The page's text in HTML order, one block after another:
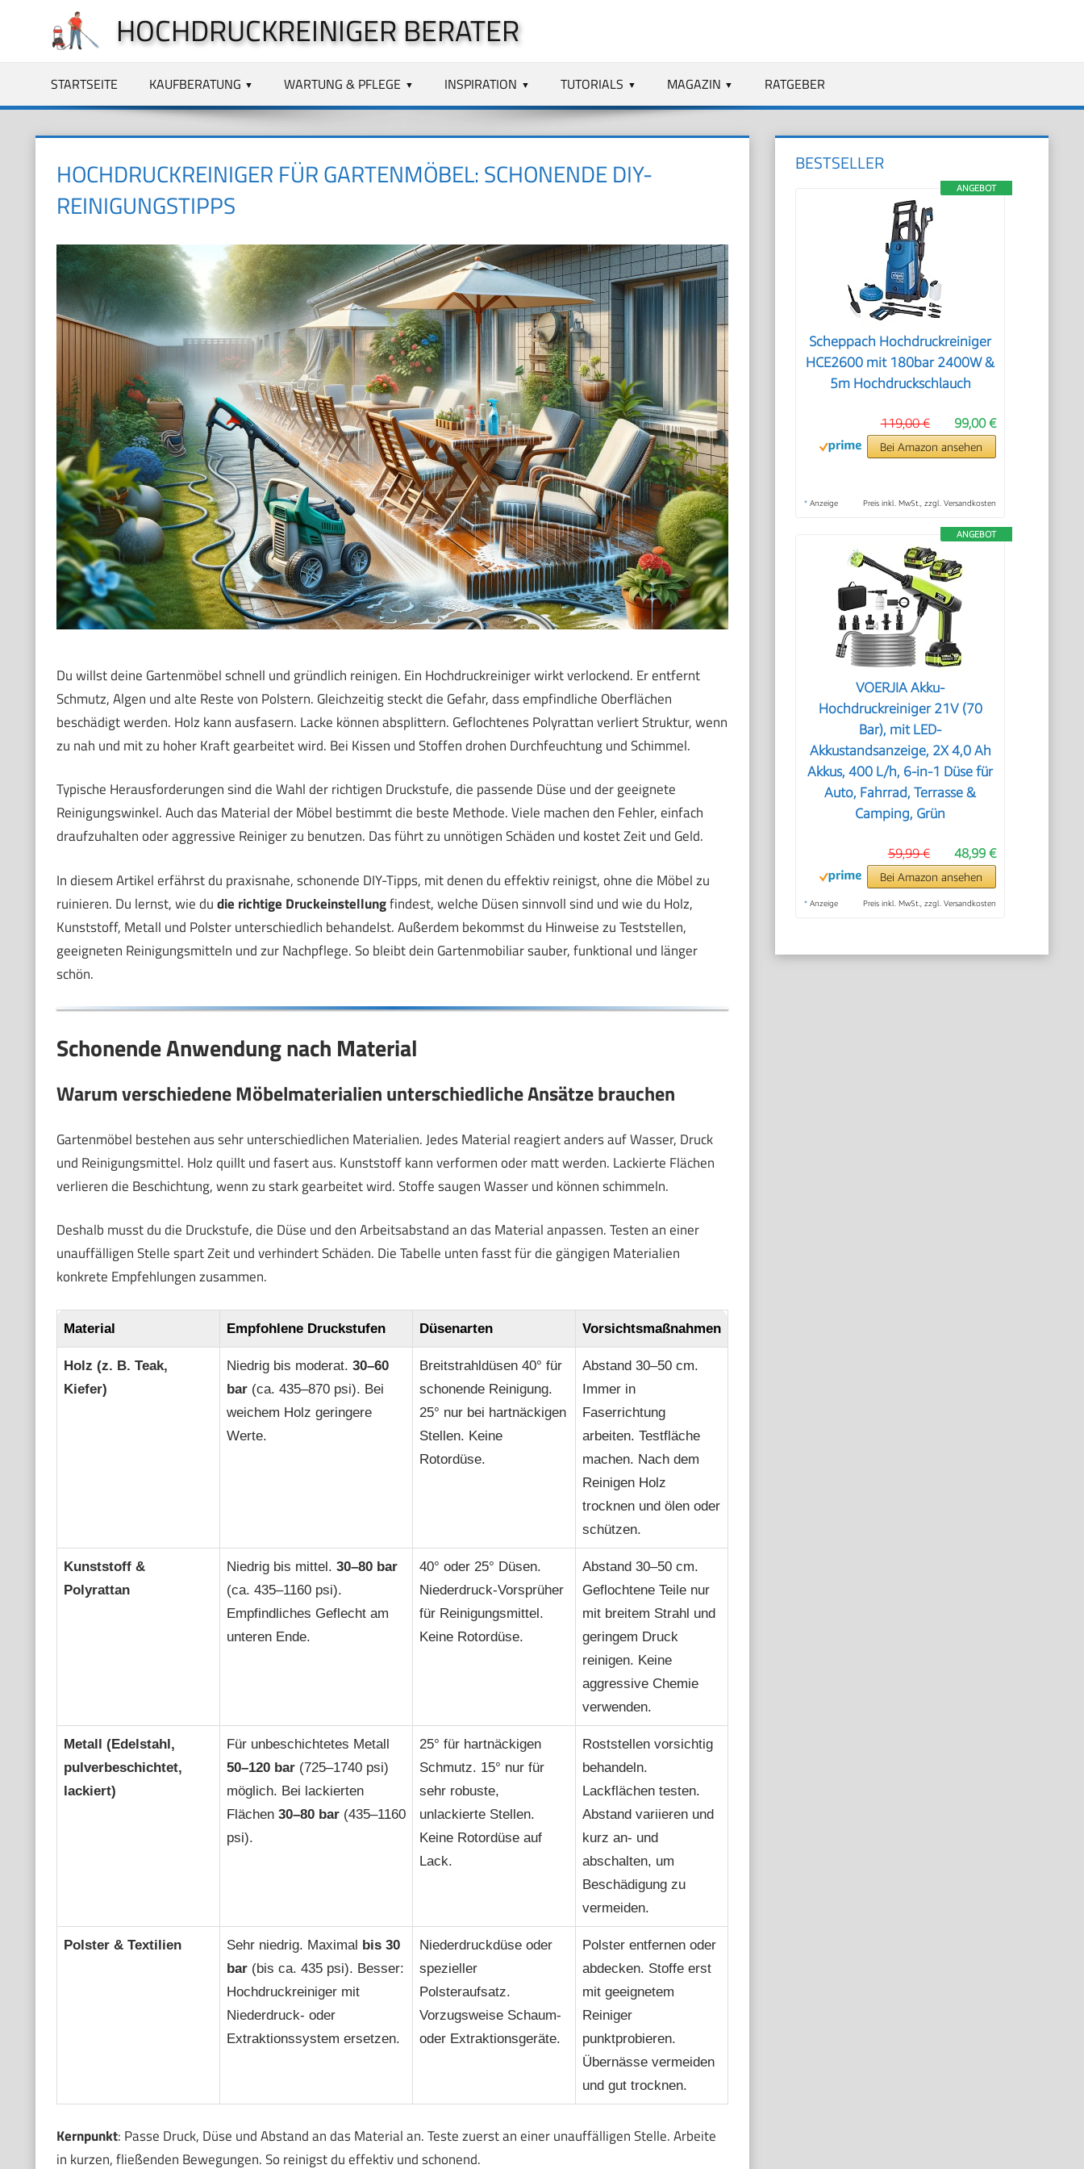
springen
HOCHDRUCKREINIGER BERATER
STARTSEITE KAUFBERATUNG WARTUNG & PFLEGE INSPIRATION TUTORIALS MAGAZIN RATGEBER
HOCHDRUCKREINIGER FÜR GARTENMÖBEL: SCHONENDE DIY-
REINIGUNGSTIPPS
Du willst deine Gartenmöbel schnell und gründlich reinigen. Ein Hochdruckreiniger wirkt verlockend. Er entfernt
Schmutz, Algen und alte Reste von Polstern. Gleichzeitig steckt die Gefahr, dass empfindliche Oberflächen
beschädigt werden. Holz kann ausfasern. Lacke können absplittern. Geflochtenes Polyrattan verliert Struktur, wenn
zu nah und mit zu hoher Kraft gearbeitet wird. Bei Kissen und Stoffen drohen Durchfeuchtung und Schimmel.
Typische Herausforderungen sind die Wahl der richtigen Druckstufe, die passende Düse und der geeignete
Reinigungswinkel. Auch das Material der Möbel bestimmt die beste Methode. Viele machen den Fehler, einfach
draufzuhalten oder aggressive Reiniger zu benutzen. Das führt zu unnötigen Schäden und kostet Zeit und Geld.
In diesem Artikel erfährst du praxisnahe, schonende DIY-Tipps, mit denen du effektiv reinigst, ohne die Möbel zu
ruinieren. Du lernst, wie dudie richtige Druckeinstellungfindest, welche Düsen sinnvoll sind und wie du Holz,
Kunststoff, Metall und Polster unterschiedlich behandelst. Außerdem bekommst du Hinweise zu Teststellen,
geeigneten Reinigungsmitteln und zur Nachpflege. So bleibt dein Gartenmobiliar sauber, funktional und länger
schön.
Schonende Anwendung nach Material
Warum verschiedene Möbelmaterialien unterschiedliche Ansätze brauchen
Gartenmöbel bestehen aus sehr unterschiedlichen Materialien. Jedes Material reagiert anders auf Wasser, Druck
und Reinigungsmittel. Holz quillt und fasert aus. Kunststoff kann verformen oder matt werden. Lackierte Flächen
verlieren die Beschichtung, wenn zu stark gearbeitet wird. Stoffe saugen Wasser und können schimmeln.
Deshalb musst du die Druckstufe, die Düse und den Arbeitsabstand an das Material anpassen. Testen an einer
unauffälligen Stelle spart Zeit und verhindert Schäden. Die Tabelle unten fasst für die gängigen Materialien
konkrete Empfehlungen zusammen.
Material Empfohlene Druckstufen Düsenarten Vorsichtsmaßnahmen
Holz (z. B. Teak,
Kiefer)
Niedrig bis moderat. 30–60
bar(ca. 435–870 psi). Bei
weichem Holz geringere
Werte.
Breitstrahldüsen 40° für
schonende Reinigung.
25° nur bei hartnäckigen
Stellen. Keine
Rotordüse.
Abstand 30–50 cm.
Immer in
Faserrichtung
arbeiten. Testfläche
machen. Nach dem
Reinigen Holz
trocknen und ölen oder
schützen.
Kunststoff &
Polyrattan
Niedrig bis mittel. 30–80 bar
(ca. 435–1160 psi).
Empfindliches Geflecht am
unteren Ende.
40° oder 25° Düsen.
Niederdruck-Vorsprüher
für Reinigungsmittel.
Keine Rotordüse.
Abstand 30–50 cm.
Geflochtene Teile nur
mit breitem Strahl und
geringem Druck
reinigen. Keine
aggressive Chemie
verwenden.
Metall (Edelstahl,
pulverbeschichtet,
lackiert)
Für unbeschichtetes Metall
50–120 bar(725–1740 psi)
möglich. Bei lackierten
Flächen 30–80 bar(435–1160
psi).
25° für hartnäckigen
Schmutz. 15° nur für
sehr robuste,
unlackierte Stellen.
Keine Rotordüse auf
Lack.
Roststellen vorsichtig
behandeln.
Lackflächen testen.
Abstand variieren und
kurz an- und
abschalten, um
Beschädigung zu
vermeiden.
Polster & Textilien Sehr niedrig. Maximal bis 30
bar(bis ca. 435 psi). Besser:
Hochdruckreiniger mit
Niederdruck- oder
Extraktionssystem ersetzen.
Niederdruckdüse oder
spezieller
Polsteraufsatz.
Vorzugsweise Schaum-
oder Extraktionsgeräte.
Polster entfernen oder
abdecken. Stoffe erst
mit geeignetem
Reiniger
punktprobieren.
Übernässe vermeiden
und gut trocknen.
Kernpunkt: Passe Druck, Düse und Abstand an das Material an. Teste zuerst an einer unauffälligen Stelle. Arbeite
in kurzen, fließenden Bewegungen. So reinigst du effektiv und schonend.
BESTSELLER
ANGEBOT
Scheppach Hochdruckreiniger
HCE2600 mit 180bar 2400W &
5m Hochdruckschlauch
99,00 €
119,00 €
Bei Amazon ansehen
* Anzeige Preis inkl. MwSt., zzgl. Versandkosten
ANGEBOT
VOERJIA Akku-
Hochdruckreiniger 21V (70
Bar), mit LED-
Akkustandsanzeige, 2X 4,0 Ah
Akkus, 400 L/h, 6-in-1 Düse für
Auto, Fahrrad, Terrasse &
Camping, Grün
48,99 €
59,99 €
Bei Amazon ansehen
* Anzeige Preis inkl. MwSt., zzgl. Versandkosten